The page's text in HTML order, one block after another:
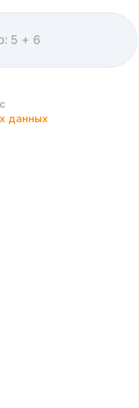
данных